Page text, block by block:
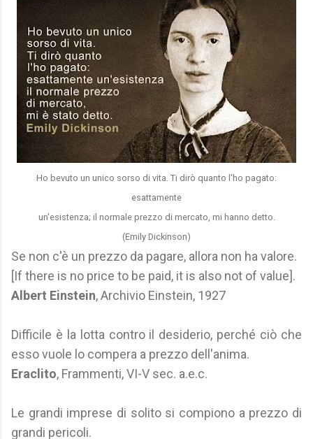
Ho bevuto un unico sorso di vita. Ti dirò quanto l'ho pagato:
esattamente
un'esistenza; il normale prezzo di mercato, mi hanno detto.
(Emily Dickinson)
Se non c'è un prezzo da pagare, allora non ha valore.
[If there is no price to be paid, it is also not of value].
Albert Einstein, Archivio Einstein, 1927
Difficile è la lotta contro il desiderio, perché ciò che
esso vuole lo compera a prezzo dell'anima.
Eraclito, Frammenti, VI-V sec. a.e.c.
Le grandi imprese di solito si compiono a prezzo di
grandi pericoli.